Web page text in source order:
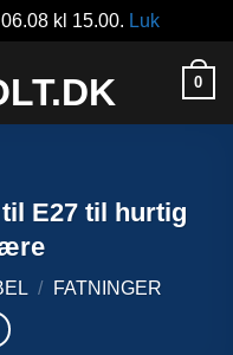
kl 15.00. Luk
0
E27 til hurtig
/ FATNINGER